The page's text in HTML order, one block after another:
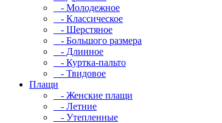
- Молодежное
- Классическое
- Шерстяное
- Большого размера
- Длинное
- Куртка-пальто
- Твидовое
Плащи
- Женские плащи
- Летние
- Утепленные